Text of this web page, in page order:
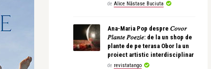
de Alice Năstase Buciuta
Ana-Maria Pop despre 𝐶𝑜𝑣𝑜𝑟
𝑃𝑙𝑎𝑛𝑡𝑒 𝑃𝑜𝑒𝑧𝑖𝑒: de la un shop de
plante de pe terasa Obor la un
proiect artistic interdisciplinar
de revistatango